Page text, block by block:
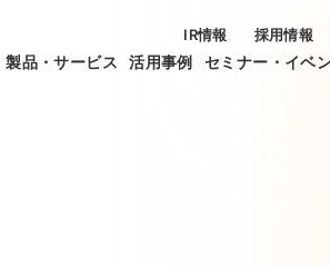
製品・サービス 活用事例 セミナー・イベ
IR情報 採用情報